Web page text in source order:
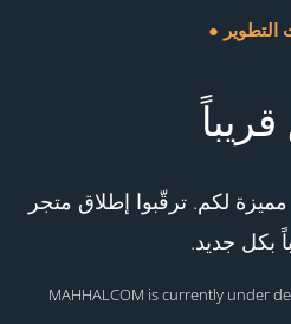
التطوير
لكم. ترقّبوا إطلاق متجر
بكل جديد.
MAHHALCOM is currently under